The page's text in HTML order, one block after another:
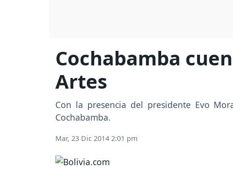
Cochabamba
Artes
Con la presencia del presidente Evo
Cochabamba.
Mar, 23 Dic 2014 2:01 pm